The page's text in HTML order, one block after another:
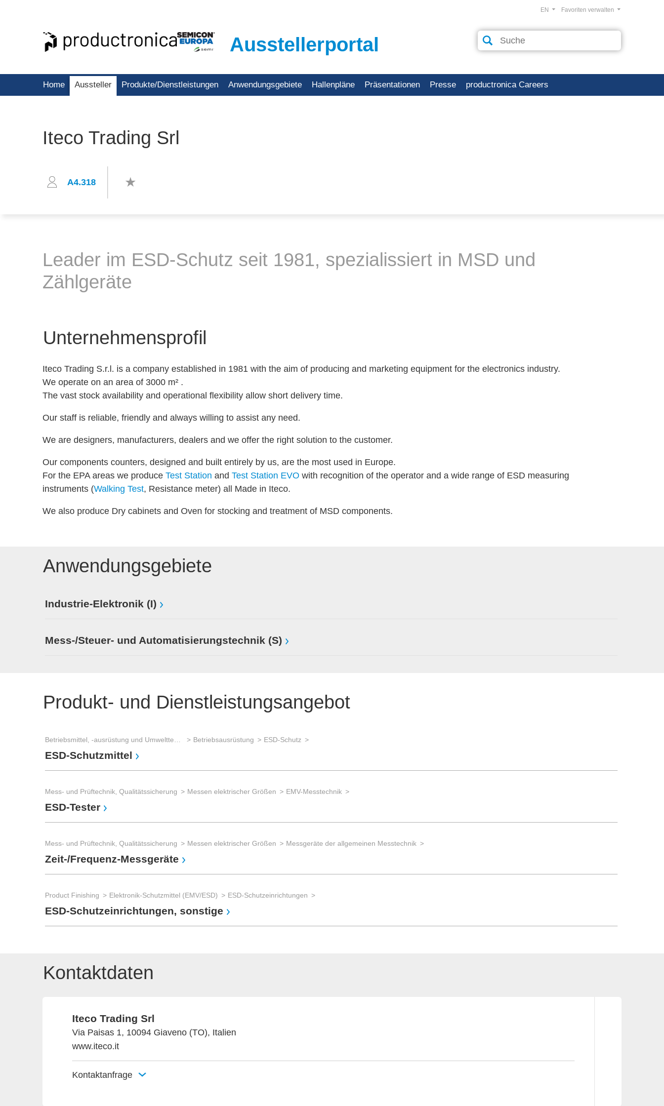
Ausstellerportal
Favoriten verwalten
EN
Home Aussteller Produkte/Dienstleistungen Anwendungsgebiete Hallenpläne Präsentationen Presse productronica Careers
Iteco Trading Srl
A4.318
Leader im ESD-Schutz seit 1981, spezialissiert in MSD und
Zählgeräte
Unternehmensprofil
Iteco Trading S.r.l. is a company established in 1981 with the aim of producing and marketing equipment for the electronics industry.
We operate on an area of ​​3000 m² .
The vast stock availability and operational flexibility allow short delivery time.
Our staff is reliable, friendly and always willing to assist any need.
We are designers, manufacturers, dealers and we offer the right solution to the customer.
Our components counters, designed and built entirely by us, are the most used in Europe.
For the EPA areas we produce Test Station and Test Station EVO with recognition of the operator and a wide range of ESD measuring
instruments (Walking Test, Resistance meter) all Made in Iteco.
We also produce Dry cabinets and Oven for stocking and treatment of MSD components.
Anwendungsgebiete
Industrie-Elektronik (I)
Mess-/Steuer- und Automatisierungstechnik (S)
Produkt- und Dienstleistungsangebot
Betriebsausrüstung ESD-Schutz
ESD-Schutzmittel
Mess- und Prüftechnik, Qualitätssicherung Messen elektrischer Größen EMV-Messtechnik
ESD-Tester
Mess- und Prüftechnik, Qualitätssicherung Messen elektrischer Größen Messgeräte der allgemeinen Messtechnik
Zeit-/Frequenz-Messgeräte
Product Finishing Elektronik-Schutzmittel (EMV/ESD) ESD-Schutzeinrichtungen
ESD-Schutzeinrichtungen, sonstige
Kontaktdaten
Iteco Trading Srl
Via Paisas 1, 10094 Giaveno (TO), Italien
www.iteco.it
Kontaktanfrage